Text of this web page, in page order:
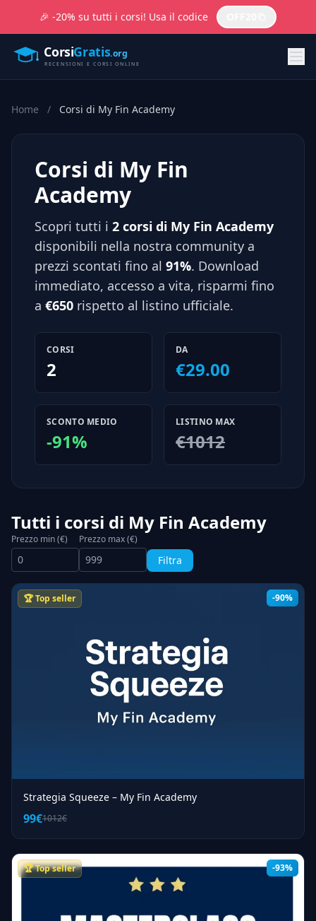
🎉 -20% su tutti i corsi! Usa il codice
Home / Corsi di My Fin Academy
Corsi di My Fin
Academy
Scopri tutti i 2 corsi di My Fin Academy
disponibili nella nostra community a
prezzi scontati fino al 91%. Download
immediato, accesso a vita, risparmi fino
a €650 rispetto al listino ufficiale.
CORSI
2
DA
€29.00
SCONTO MEDIO
-91%
LISTINO MAX
€1012
Tutti i corsi di My Fin Academy
Prezzo min (€) Prezzo max (€)
Filtra
-90%
🏆 Top seller
Strategia Squeeze – My Fin Academy
99€1012€
-93%
🏆 Top seller